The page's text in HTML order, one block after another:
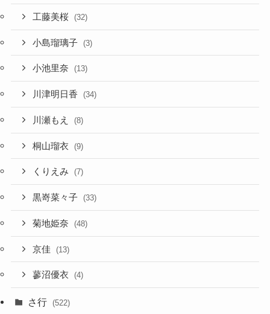
工藤美桜 (32)
小島瑠璃子 (3)
小池里奈 (13)
川津明日香 (34)
川瀬もえ (8)
桐山瑠衣 (9)
くりえみ (7)
黒嵜菜々子 (33)
菊地姫奈 (48)
京佳 (13)
蓼沼優衣 (4)
さ行 (522)